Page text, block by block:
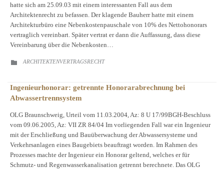
hatte sich am 25.09.03 mit einem interessanten Fall aus dem
Architektenrecht zu befassen. Der klagende Bauherr hatte mit einem
Architekturbüro eine Nebenkostenpauschale von 10% des Nettohonorars
vertraglich vereinbart. Später vertrat er dann die Auffassung, dass diese
Vereinbarung über die Nebenkosten…
 CATEGORY
ARCHITEKTENVERTRAGSRECHT
Ingenieurhonorar: getrennte Honorarabrechnung bei
Abwassertrennsystem
OLG Braunschweig, Urteil vom 11.03.2004, Az: 8 U 17/99BGH-Beschluss
vom 09.06.2005, Az: VII ZR 84/04 Im vorliegenden Fall war ein Ingenieur
mit der Erschließung und Bauüberwachung der Abwassersysteme und
Verkehrsanlagen eines Baugebiets beauftragt worden. Im Rahmen des
Prozesses machte der Ingenieur ein Honorar geltend, welches er für
Schmutz- und Regenwasserkanalisation getrennt berechnete. Das OLG